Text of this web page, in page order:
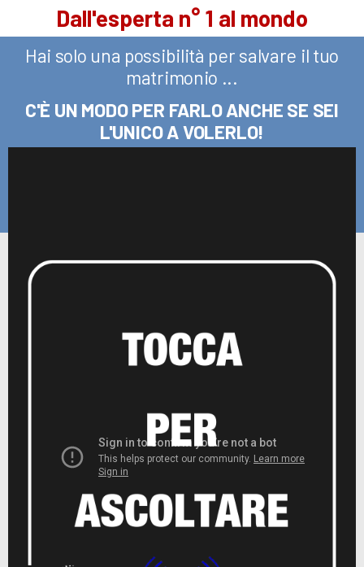
Dall'esperta n° 1 al mondo
Hai solo una possibilità per salvare il tuo
matrimonio ...
C'È UN MODO PER FARLO ANCHE SE SEI
L'UNICO A VOLERLO!